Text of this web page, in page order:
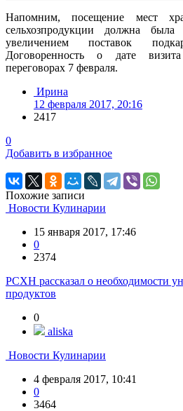
Напомним, посещение мест
сельхозпродукции должна
увеличением поставок
Договоренность о дате
переговорах 7 февраля.
Ирина
12 февраля 2017, 20:16
2417
0
Добавить в избранное
Похожие записи
Новости Кулинарии
15 января 2017, 17:46
0
2374
РСХН рассказал о необходимости
продуктов
0
aliska
Новости Кулинарии
4 февраля 2017, 10:41
0
3464